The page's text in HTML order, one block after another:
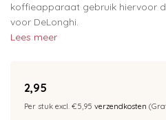
koffieapparaat gebruik hiervoor
voor DeLonghi.
Lees meer
2,95
Per stuk excl. €5,95 verzendkosten